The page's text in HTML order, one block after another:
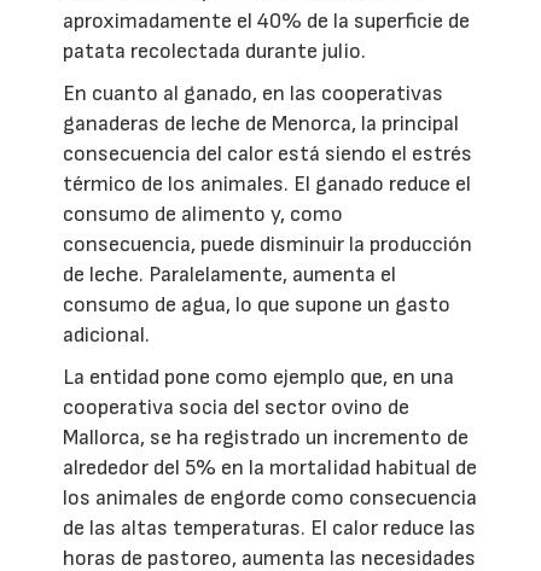
aproximadamente el 40% de la superficie de
patata recolectada durante julio.
En cuanto al ganado, en las cooperativas
ganaderas de leche de Menorca, la principal
consecuencia del calor está siendo el estrés
térmico de los animales. El ganado reduce el
consumo de alimento y, como
consecuencia, puede disminuir la producción
de leche. Paralelamente, aumenta el
consumo de agua, lo que supone un gasto
adicional.
La entidad pone como ejemplo que, en una
cooperativa socia del sector ovino de
Mallorca, se ha registrado un incremento de
alrededor del 5% en la mortalidad habitual de
los animales de engorde como consecuencia
de las altas temperaturas. El calor reduce las
horas de pastoreo, aumenta las necesidades